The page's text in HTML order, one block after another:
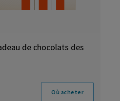
de chocolats des
Où acheter